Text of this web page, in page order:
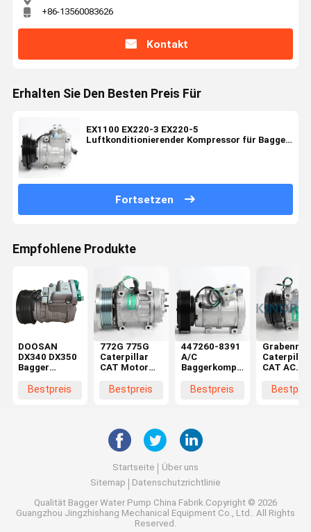
+86-13560083626
Kontakt
Erhalten Sie Den Besten Preis Für
EX1100 EX220-3 EX220-5
Luftkonditionierender Kompressor für Bagger
Fortsetzen
Empfohlene Produkte
DOOSAN
DX340 DX350
Bagger
Nachschubkompressor
Bestpreis
772G 775G
Caterpillar
CAT Motor
Teile 582-
Bestpreis
447260-8391
A/C
Baggerkompressor
dieBestpreis
Caterpillar
CAT AC
308C 308D
Startseite
Über uns
Sitemap
Datenschutzrichtlinie
Qualität Bagger Water Pump China Fabrik.Copyright © 2026
Guangzhou Jingzhishang Mechanical Equipment Co., Ltd.. All Rights
Reserved.